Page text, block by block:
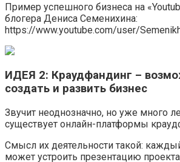
Пример успешного бизнеса на
блогера Дениса Семенихина:
https://www.youtube.com/user/
ИДЕЯ 2: Краудфандинг –
создать и развить бизнес
Звучит неоднозначно, но уже много
существует онлайн-платформы
Смысл их деятельности такой:
может устроить презентацию